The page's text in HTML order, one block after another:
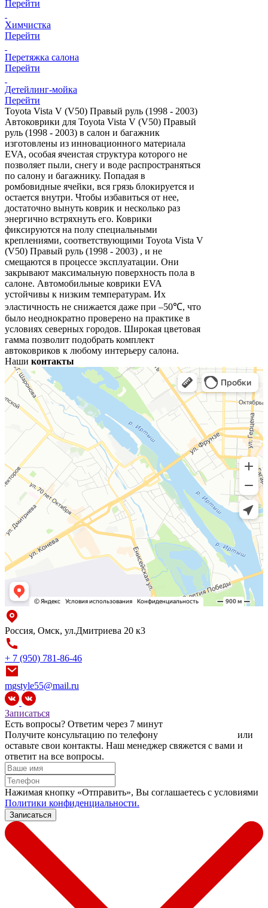
Перейти
Химчистка
Перейти
Перетяжка салона
Перейти
Детейлинг-мойка
Перейти
Toyota Vista V (V50) Правый руль (1998 - 2003)
Автоковрики для Toyota Vista V (V50) Правый
руль (1998 - 2003) в салон и багажник
изготовлены из инновационного материала
EVA, особая ячеистая структура которого не
позволяет пыли, снегу и воде распространяться
по салону и багажнику. Попадая в
ромбовидные ячейки, вся грязь блокируется и
остается внутри. Чтобы избавиться от нее,
достаточно вынуть коврик и несколько раз
энергично встряхнуть его. Коврики
фиксируются на полу специальными
креплениями, соответствующими Toyota Vista V
(V50) Правый руль (1998 - 2003) , и не
смещаются в процессе эксплуатации. Они
закрывают максимальную поверхность пола в
салоне. Автомобильные коврики EVA
устойчивы к низким температурам. Их
эластичность не снижается даже при –50℃, что
было неоднократно проверено на практике в
условиях северных городов. Широкая цветовая
гамма позволит подобрать комплект
автоковриков к любому интерьеру салона.
Наши контакты
Россия, Омск, ул.Дмитриева 20 к3
+ 7 (950) 781-86-46
mgstyle55@mail.ru
Записаться
Есть вопросы? Ответим через 7 минут
Получите консультацию по телефону
или
оставьте свои контакты. Наш менеджер свяжется с вами и
ответит на все вопросы.
Нажимая кнопку «Отправить», Вы соглашаетесь c условиями
Политики конфиденциальности.
Записаться